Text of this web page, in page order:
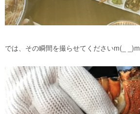
では、その瞬間を撮らせてくださいm(_ _)m